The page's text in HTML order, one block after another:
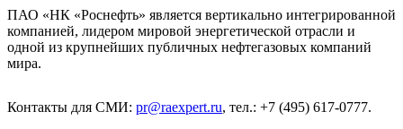
ПАО «НК «Роснефть» является вертикально интегрированной
компанией, лидером мировой энергетической отрасли и
одной из крупнейших публичных нефтегазовых компаний
мира.
Контакты для СМИ: pr@raexpert.ru, тел.: +7 (495) 617-0777.